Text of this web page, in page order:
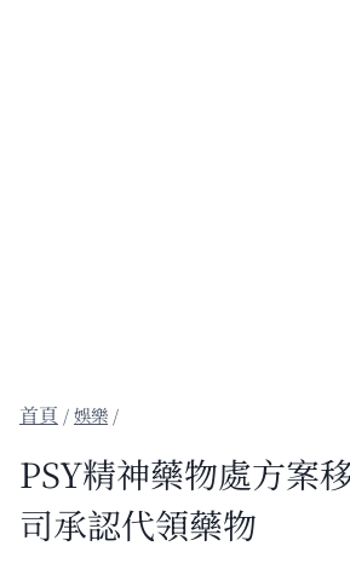
/娛樂 /
PSY精神藥物處方案
司承認代領藥物